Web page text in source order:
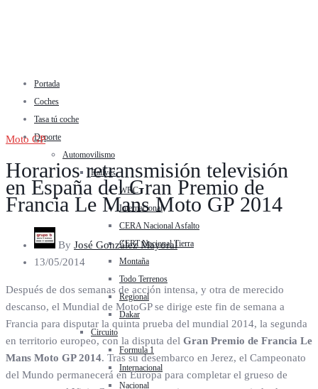
Portada
Coches
Tasa tú coche
Deporte
Automovilismo
Rallyes
WRC
Internacional
CERA Nacional Asfalto
CERT Nacional Tierra
Montaña
Todo Terrenos
Regional
Dakar
Circuito
Formula 1
Internacional
Nacional
Moto GP
Horarios retransmisión televisión
en España del Gran Premio de
Francia Le Mans Moto GP 2014
By José González Mayoral
13/05/2014
Después de dos semanas de acción intensa, y otra de merecido
descanso, el Mundial de MotoGP se dirige este fin de semana a
Francia para disputar la quinta prueba del mundial 2014, la segunda
en territorio europeo, con la disputa del Gran Premio de Francia Le
Mans Moto GP 2014. Tras su desembarco en Jerez, el Campeonato
del Mundo permanecerá en Europa para completar el grueso de